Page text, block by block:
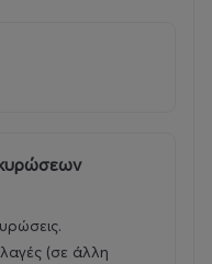
(σε άλλη